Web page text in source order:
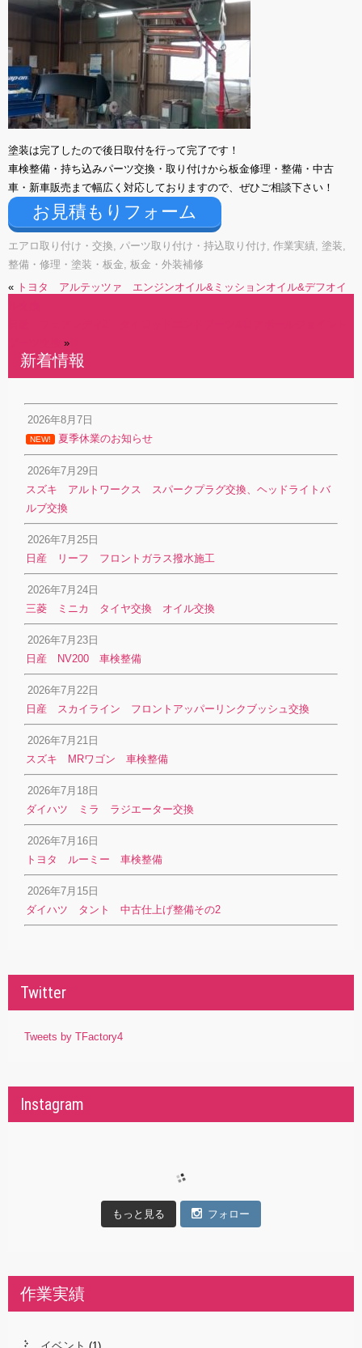
塗装は完了したので後日取付を行って完了です！
車検整備・持ち込みパーツ交換・取り付けから板金修理・整備・中古
車・新車販売まで幅広く対応しておりますので、ぜひご相談下さい！
お見積もりフォーム
エアロ取り付け・交換, パーツ取り付け・持込取り付け, 作業実績, 塗装,
整備・修理・塗装・板金, 板金・外装補修
« トヨタ アルテッツァ エンジンオイル&ミッションオイル&デフオイ
»
新着情報
2026年8月7日
NEW! 夏季休業のお知らせ
2026年7月29日
スズキ アルトワークス スパークプラグ交換、ヘッドライトバ
ルブ交換
2026年7月25日
日産 リーフ フロントガラス撥水施工
2026年7月24日
三菱 ミニカ タイヤ交換 オイル交換
2026年7月23日
日産 NV200 車検整備
2026年7月22日
日産 スカイライン フロントアッパーリンクブッシュ交換
2026年7月21日
スズキ MRワゴン 車検整備
2026年7月18日
ダイハツ ミラ ラジエーター交換
2026年7月16日
トヨタ ルーミー 車検整備
2026年7月15日
ダイハツ タント 中古仕上げ整備その2
Twitter
Tweets by TFactory4
Instagram
もっと見る フォロー
作業実績